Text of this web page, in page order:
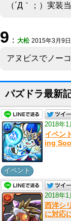
（´Д｀；）実装
9 ： 大松 2015年3月9
アヌビスでノー
パズドラ最新
2018年
イベン
ing
イベント
2018年
西洋シ
に対応